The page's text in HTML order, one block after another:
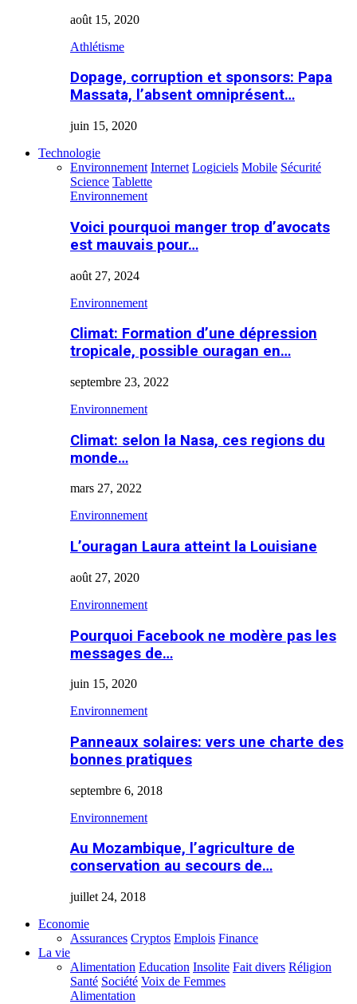
août 15, 2020
Athlétisme
Dopage, corruption et sponsors: Papa
Massata, l’absent omniprésent…
juin 15, 2020
Technologie
Environnement Internet Logiciels Mobile Sécurité
Science Tablette
Environnement
Voici pourquoi manger trop d’avocats
est mauvais pour…
août 27, 2024
Environnement
Climat: Formation d’une dépression
tropicale, possible ouragan en…
septembre 23, 2022
Environnement
Climat: selon la Nasa, ces regions du
monde…
mars 27, 2022
Environnement
L’ouragan Laura atteint la Louisiane
août 27, 2020
Environnement
Pourquoi Facebook ne modère pas les
messages de…
juin 15, 2020
Environnement
Panneaux solaires: vers une charte des
bonnes pratiques
septembre 6, 2018
Environnement
Au Mozambique, l’agriculture de
conservation au secours de…
juillet 24, 2018
Economie
Assurances Cryptos Emplois Finance
La vie
Alimentation Education Insolite Fait divers Réligion
Santé Société Voix de Femmes
Alimentation